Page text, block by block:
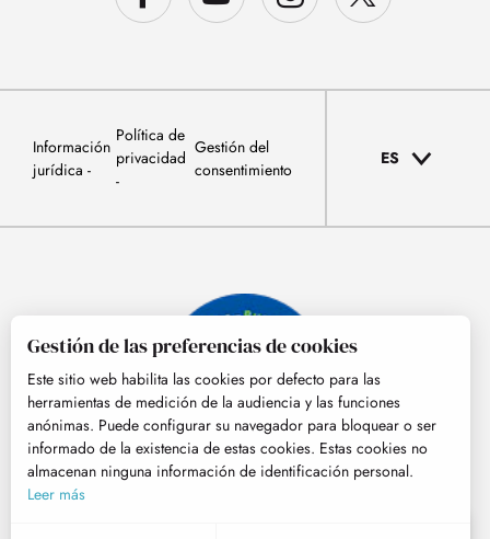
Información
jurídica
Política de
privacidad
Gestión del
consentimiento
ES
© Tourisme Hautes-Pyrénées
Gestión de las preferencias de cookies
Este sitio web habilita las cookies por defecto para las
herramientas de medición de la audiencia y las funciones
anónimas. Puede configurar su navegador para bloquear o ser
informado de la existencia de estas cookies. Estas cookies no
almacenan ninguna información de identificación personal.
Leer más